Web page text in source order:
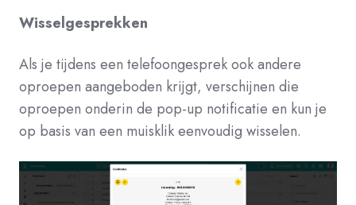
Wisselgesprekken
Als je tijdens een telefoongesprek ook andere
oproepen aangeboden krijgt, verschijnen die
oproepen onderin de pop-up notificatie en kun je
op basis van een muisklik eenvoudig wisselen.